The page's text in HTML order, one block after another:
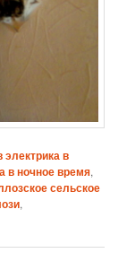
в
в ночное время,
сельское
,